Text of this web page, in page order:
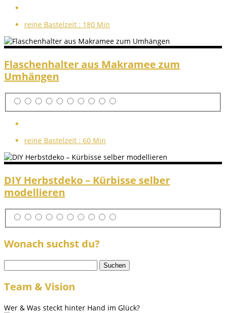
reine Bastelzeit : 180 Min
Flaschenhalter aus Makramee zum
Umhängen
reine Bastelzeit : 60 Min
DIY Herbstdeko – Kürbisse selber
modellieren
Wonach suchst du?
nach:
Team & Vision
Wer & Was steckt hinter Hand im Glück?